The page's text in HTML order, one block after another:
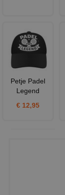
Petje Padel
Legend
€ 12,95